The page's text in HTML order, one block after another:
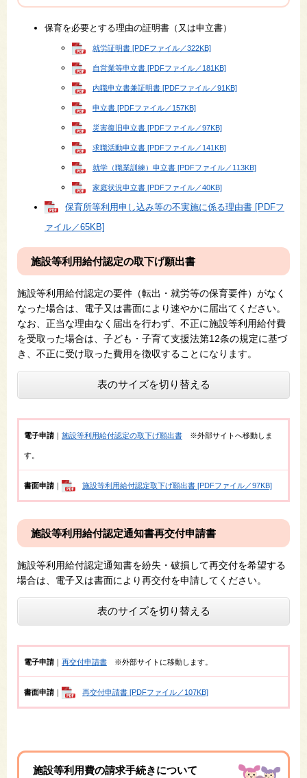
保育を必要とする理由の証明書（又は申立書）
就労証明書 [PDFファイル／322KB]
自営業等申立書 [PDFファイル／181KB]
内職申立書兼証明書 [PDFファイル／91KB]
申立書 [PDFファイル／157KB]
災害復旧申立書 [PDFファイル／97KB]
求職活動申立書 [PDFファイル／141KB]
就学（職業訓練）申立書 [PDFファイル／113KB]
家庭状況申立書 [PDFファイル／40KB]
保育所等利用申し込み等の不実施に係る理由書 [PDFフ
ァイル／65KB]
施設等利用給付認定の取下げ願出書
施設等利用給付認定の要件（転出・就労等の保育要件）がなく
なった場合は、電子又は書面により速やかに届出てください。
なお、正当な理由なく届出を行わず、不正に施設等利用給付費
を受取った場合は、子ども・子育て支援法第12条の規定に基づ
き、不正に受け取った費用を徴収することになります。
表のサイズを切り替える
電子申請 ｜ 施設等利用給付認定の取下げ願出書 ※外部サイトへ移動しま
す。
書面申請 ｜ 施設等利用給付認定取下げ願出書 [PDFファイル／97KB]
施設等利用給付認定通知書再交付申請書
施設等利用給付認定通知書を紛失・破損して再交付を希望する
場合は、電子又は書面により再交付を申請してください。
表のサイズを切り替える
電子申請 ｜ 再交付申請書 ※外部サイトに移動します。
書面申請 ｜ 再交付申請書 [PDFファイル／107KB]
施設等利用費の請求手続きについて